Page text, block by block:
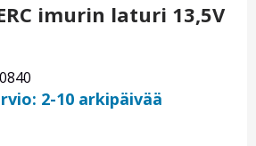
imurin laturi 13,5V
2-10 arkipäivää